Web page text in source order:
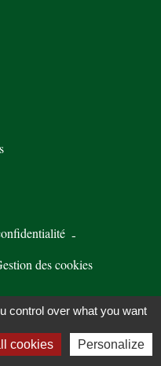
-
des cookies
Réseau des Communes
control over what you want
cookies Personalize